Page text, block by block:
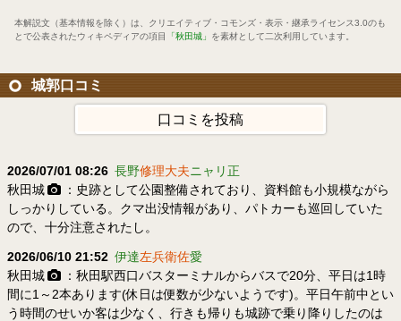
本解説文（基本情報を除く）は、 クリエイティブ・コモンズ・表示・継承ライセンス3.0のも
とで公表されたウィキペディアの項目
「秋田城」 を素材として二次利用しています。
城郭口コミ
口コミを投稿
2026/07/01 08:26 長野修理大夫ニャリ正
秋田城
：史跡として公園整備されており、資料館も小規模ながら
しっかりしている。クマ出没情報があり、パトカーも巡回していた
ので、十分注意されたし。
2026/06/10 21:52 伊達左兵衛佐愛
秋田城
：秋田駅西口バスターミナルからバスで20分、平日は1時
間に1～2本あります(休日は便数が少ないようです)。平日午前中とい
う時間のせいか客は少なく、行きも帰りも城跡で乗り降りしたのは